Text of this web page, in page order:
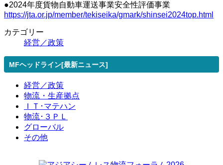
●2024年度貨物自動車運送事業安全性評価事業
https://jta.or.jp/member/tekiseika/gmark/shinsei2024top.html
カテゴリー
経営／政策
MFヘッドライン[最新ニュース]
経営／政策
物流・生産拠点
ＩＴ･マテハン
物流･３ＰＬ
グローバル
その他